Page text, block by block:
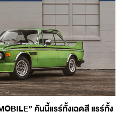
คันนี้แรร์ทั้งเฉดสี แรร์ทั้ง